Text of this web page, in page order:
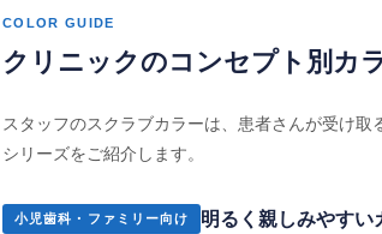
COLOR GUIDE
クリニックのコンセプト別カ
スタッフのスクラブカラーは、患者さんが受け
シリーズをご紹介します。
小児歯科・ファミリー向け 明るく親しみやすい